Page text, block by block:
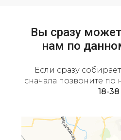
Вы сразу
нам по
Если сразу
сначала позвоните по
18-38